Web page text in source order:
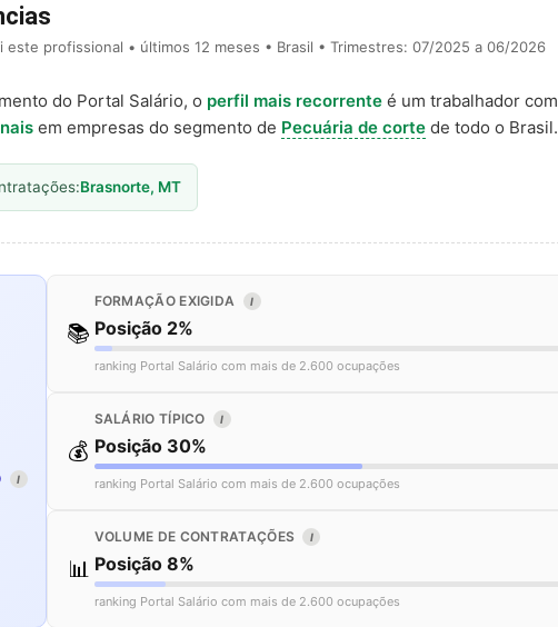
este profissional • últimos 12 meses • Brasil • Trimestres: 07/2025 a 06/2026
do Portal Salário, o perfil mais recorrente é um trabalhador com
em empresas do segmento de Pecuária de corte de todo o Brasil.
Brasnorte, MT
I
📚
FORMAÇÃO EXIGIDA I
Posição 2%
ranking Portal Salário com mais de 2.600 ocupações
💰
SALÁRIO TÍPICO I
Posição 30%
ranking Portal Salário com mais de 2.600 ocupações
📊
VOLUME DE CONTRATAÇÕES I
Posição 8%
ranking Portal Salário com mais de 2.600 ocupações